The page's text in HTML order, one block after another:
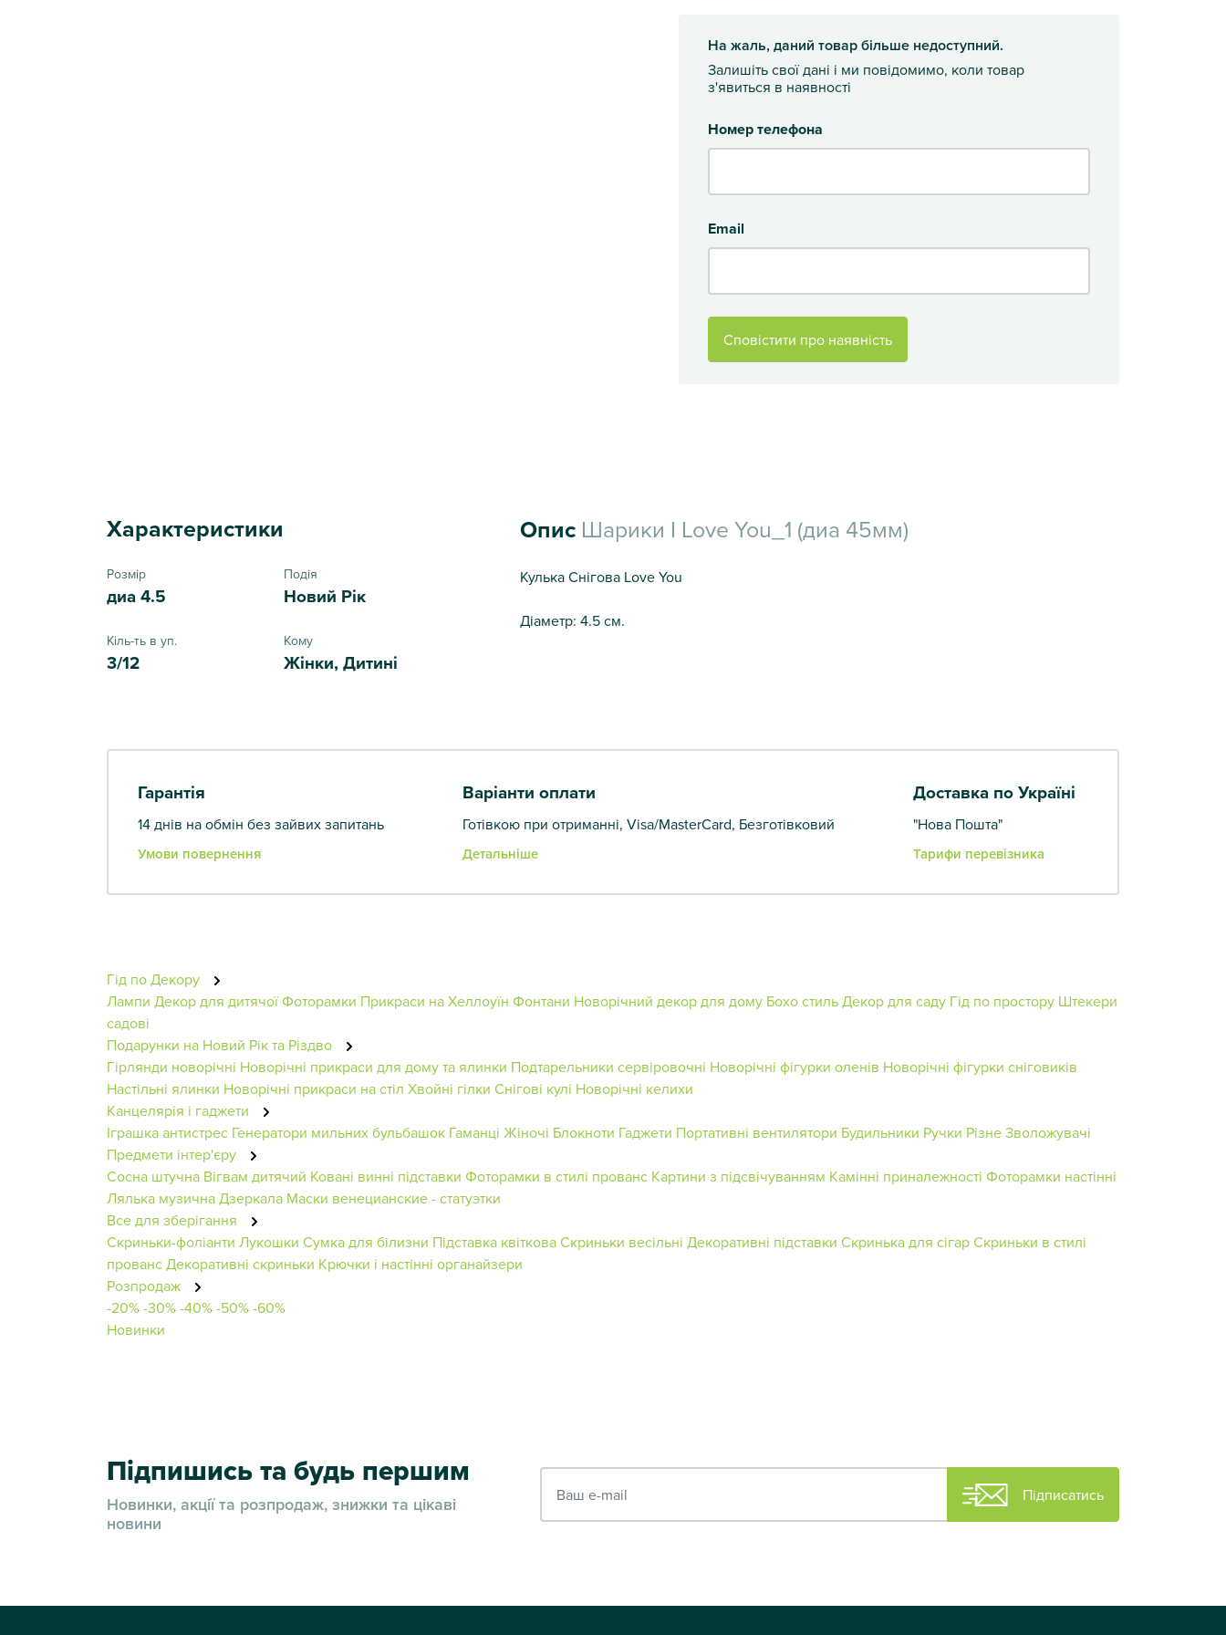
На жаль, даний товар більше недоступний.
Залишіть свої дані і ми повідомимо, коли товар
з'явиться в наявності
Номер телефона
Email
Сповістити про наявність
Характеристики
Розмір
диа 4.5
Подія
Новий Рік
Кіль-ть в уп.
3/12
Кому
Жінки, Дитині
Опис Шарики I Love You_1 (диа 45мм)
Кулька Снігова Love You
Діаметр: 4.5 см.
Гарантія
14 днів на обмін без зайвих запитань
Умови повернення
Варіанти оплати
Готівкою при отриманні, Visa/MasterCard, Безготівковий
Детальніше
Доставка по Україні
"Нова Пошта"
Тарифи перевізника
Гід по Декору
Лампи Декор для дитячоїФоторамки Прикраси на Хеллоуїн Фонтани Новорічний декор для дому Бохо стильДекор для саду Гід по простору Штекери
садові
Подарунки на Новий Рік та Різдво
Гірлянди новорічні Новорічні прикраси для дому та ялинки Подтарельники сервіровочні Новорічні фігурки оленів Новорічні фігурки сніговиків
Настільні ялинки Новорічні прикраси на стіл Хвойні гілки Снігові кулі Новорічні келихи
Канцелярія і гаджети
Іграшка антистрес Генератори мильних бульбашок Гаманці Жіночі Блокноти Гаджети Портативні вентилятори Будильники Ручки РізнеЗволожувачі
Предмети інтер'єру
Сосна штучна Вігвам дитячий Ковані винні підставки Фоторамки в стилі прованс Картини з підсвічуванням Камінні приналежності Фоторамки настінні
Лялька музичнаДзеркала Маски венецианские - статуэтки
Все для зберігання
Скриньки-фоліанти Лукошки Сумка для білизни Підставка квітковаСкриньки весільні Декоративні підставки Скринька для сігарСкриньки в стилі
провансДекоративні скриньки Крючки і настінні органайзери
Розпродаж
-20%-30%-40%-50%-60%
Новинки
Підпишись та будь першим
Новинки, акції та розпродаж, знижки та цікаві
новини
Підписатись